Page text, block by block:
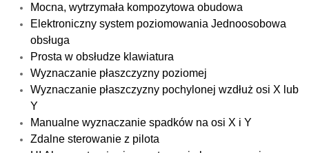
Mocna, wytrzymała kompozytowa obudowa
Elektroniczny system poziomowania Jednoosobowa
obsługa
Prosta w obsłudze klawiatura
Wyznaczanie płaszczyzny poziomej
Wyznaczanie płaszczyzny pochylonej wzdłuż osi X lub
Y
Manualne wyznaczanie spadków na osi X i Y
Zdalne sterowanie z pilota